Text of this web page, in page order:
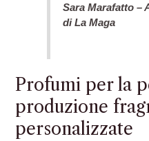
Sara Marafatto –
di La Maga
Profumi per la
produzione
personalizzate